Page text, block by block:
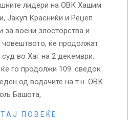
лидери на ОВК Хашим
Јакуп Красниќи и Реџеп
воени злосторства и
човештвото, ќе продолжат
во Хаг на 2 декември.
го продолжи 109. сведок
од водачите на т.н. ОВК
Башота,
ПОВЕЌЕ